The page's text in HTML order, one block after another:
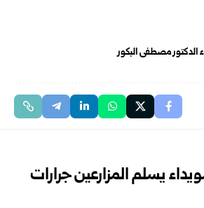
الدكتور مصطفى البكور
يسلم المزارعين جرارات